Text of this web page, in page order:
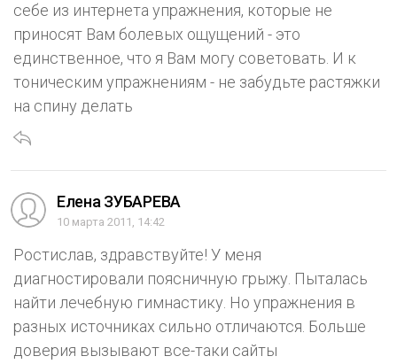
себе из интернета упражнения, которые не
приносят Вам болевых ощущений - это
единственное, что я Вам могу советовать. И к
тоническим упражнениям - не забудьте растяжки
на спину делать
Елена ЗУБАРЕВА
10 марта 2011, 14:42
Ростислав, здравствуйте! У меня
диагностировали поясничную грыжу. Пыталась
найти лечебную гимнастику. Но упражнения в
разных источниках сильно отличаются. Больше
доверия вызывают все-таки сайты